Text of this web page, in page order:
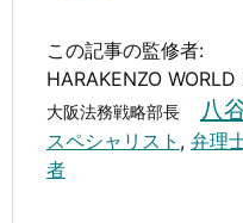
この記事の監修者:
HARAKENZO
大阪法務戦略部長 八
スペシャリスト , 弁理
者